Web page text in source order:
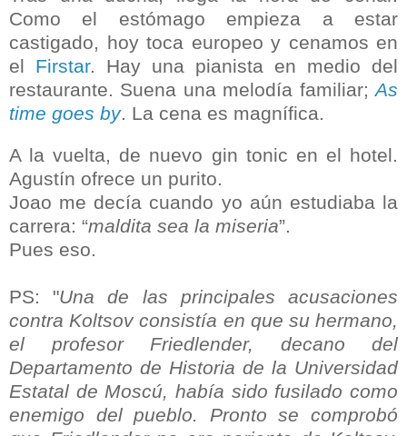
Como el estómago empieza a estar
castigado, hoy toca europeo y cenamos en
el Firstar. Hay una pianista en medio del
restaurante. Suena una melodía familiar;As
time goes by. La cena es magnífica.
A la vuelta, de nuevo gin tonic en el hotel.
Agustín ofrece un purito.
Joao me decía cuando yo aún estudiaba la
carrera: “maldita sea la miseria”.
Pues eso.
PS: "Una de las principales acusaciones
contra Koltsov consistía en que su hermano,
el profesor Friedlender, decano del
Departamento de Historia de la Universidad
Estatal de Moscú, había sido fusilado como
enemigo del pueblo. Pronto se comprobó